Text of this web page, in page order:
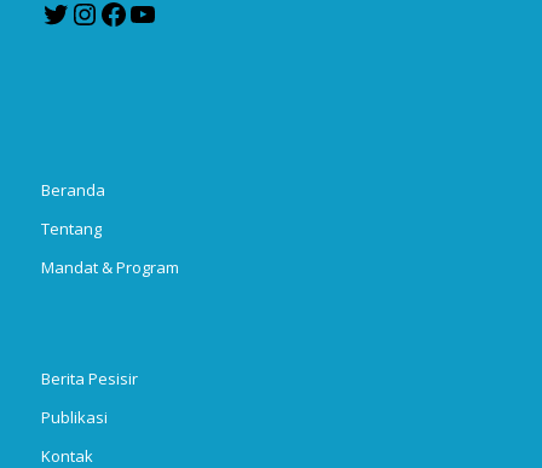
TwitterInstagram
Facebook
Beranda
Tentang
Mandat & Program
Berita Pesisir
Publikasi
Kontak